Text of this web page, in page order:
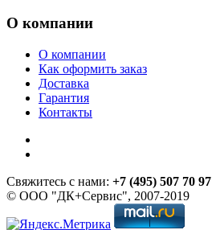
О компании
О компании
Как оформить заказ
Доставка
Гарантия
Контакты
Свяжитесь с нами: +7 (495) 507 70 97
© ООО "ДК+Сервис", 2007-2019